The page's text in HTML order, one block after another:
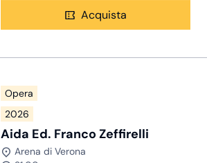
Acquista
Opera
2026
Aida Ed. Franco Zeffirelli
Arena di Verona